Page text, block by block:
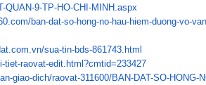
QUAN-9-TP-HO-CHI-MINH.aspx
ban-dat-so-hong-no-hau-hiem-duong-vo-
sua-tin-bds-861743.html
tiet-raovat-edit.html?cmtid=233427
giao-dich/raovat-311600/BAN-DAT-SO-HONG-